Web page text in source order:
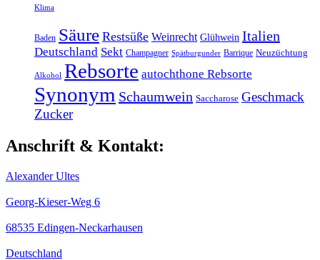
Klima
Baden Säure Restsüße Weinrecht Glühwein Italien
Deutschland Sekt Champagner Spätburgunder Barrique Neuzüchtung
Alkohol Rebsorte autochthone Rebsorte
Synonym Schaumwein Saccharose Geschmack
Zucker
Anschrift & Kontakt:
Alexander Ultes
Georg-Kieser-Weg 6
68535 Edingen-Neckarhausen
Deutschland